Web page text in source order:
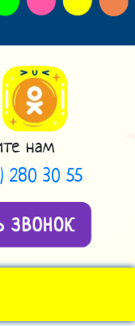
нам
280 30 55
ЗВОНОК